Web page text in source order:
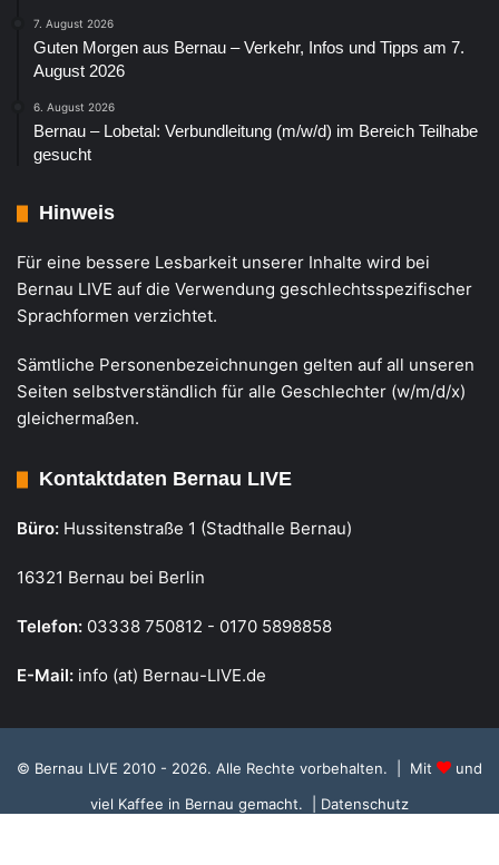
7. August 2026
Guten Morgen aus Bernau – Verkehr, Infos und Tipps am 7.
August 2026
6. August 2026
Bernau – Lobetal: Verbundleitung (m/w/d) im Bereich Teilhabe
gesucht
Hinweis
Für eine bessere Lesbarkeit unserer Inhalte wird bei
Bernau LIVE auf die Verwendung geschlechtsspezifischer
Sprachformen verzichtet.
Sämtliche Personenbezeichnungen gelten auf all unseren
Seiten selbstverständlich für alle Geschlechter (w/m/d/x)
gleichermaßen.
Kontaktdaten Bernau LIVE
Büro: Hussitenstraße 1 (Stadthalle Bernau)
16321 Bernau bei Berlin
Telefon: 03338 750812 - 0170 5898858
E-Mail: info (at) Bernau-LIVE.de
© Bernau LIVE 2010 - 2026. Alle Rechte vorbehalten. | Mit
und
viel Kaffee in Bernau gemacht.
| Datenschutz